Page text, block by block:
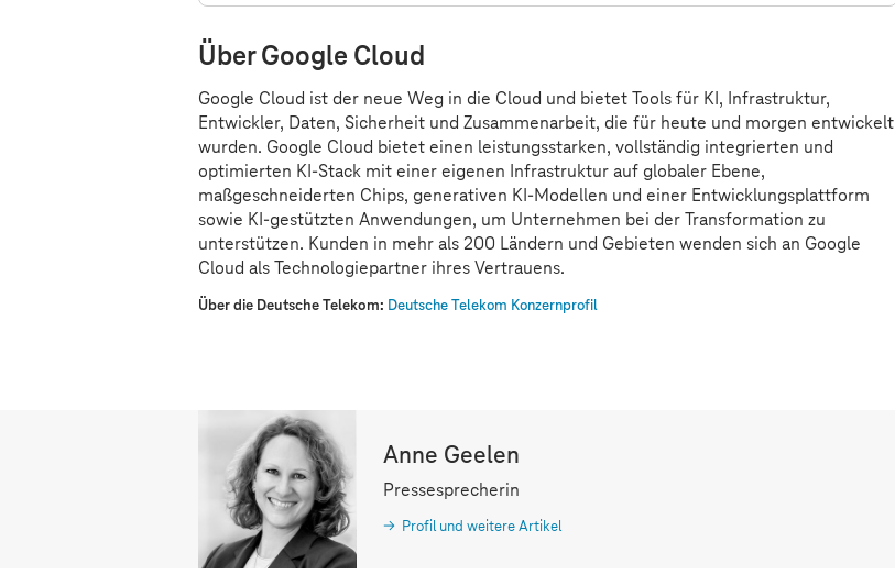
Über Google Cloud
Google Cloud ist der neue Weg in die Cloud und bietet Tools für KI, Infrastruktur,
Entwickler, Daten, Sicherheit und Zusammenarbeit, die für heute und morgen entwickelt
wurden. Google Cloud bietet einen leistungsstarken, vollständig integrierten und
optimierten KI-Stack mit einer eigenen Infrastruktur auf globaler Ebene,
maßgeschneiderten Chips, generativen KI-Modellen und einer Entwicklungsplattform
sowie KI-gestützten Anwendungen, um Unternehmen bei der Transformation zu
unterstützen. Kunden in mehr als 200 Ländern und Gebieten wenden sich an Google
Cloud als Technologiepartner ihres Vertrauens.
Über die Deutsche Telekom: Deutsche Telekom Konzernprofil
Anne Geelen
Pressesprecherin
Profil und weitere Artikel